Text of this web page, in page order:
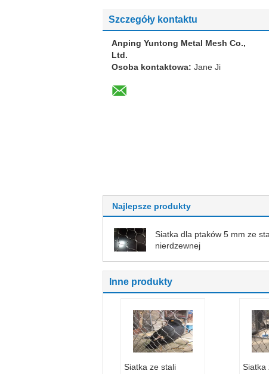
Szczegóły kontaktu
Anping Yuntong Metal Mesh Co.,
Ltd.
Osoba kontaktowa: Jane Ji
Najlepsze produkty
Siatka dla ptaków 5 mm ze
nierdzewnej
Inne produkty
Siatka ze stali
Siatka